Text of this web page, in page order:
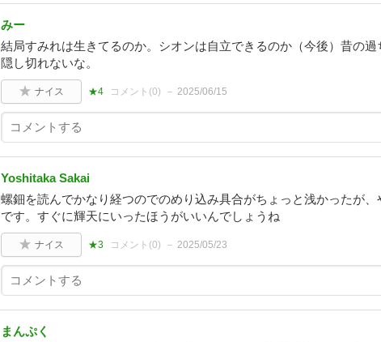
みー
結局すみれは生きてるのか。シオンは自立できるのか（今後）昔の過
隠し切れないな。
ナイス ★4 コメント(0) 2025/06/15
Yoshitaka Sakai
螺鈿を読んでかなり経つのでのめり込み具合がちょっと浅かったが、
です。すぐに輝天にいったほうがいいんでしょうね
ナイス ★3 コメント(0) 2025/05/23
まんぷく